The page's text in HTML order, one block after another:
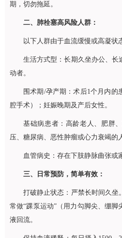
期，切勿拖延。
二、肺栓塞高风险人群：
以下人群由于血流缓慢或高凝状
生活方式型：长期久坐办公、长
动者。
围术期/孕产期：术后1个月内的
腔手术）；妊娠晚期及产后女性。
基础病患者：高龄老人、肥胖
压、糖尿病、恶性肿瘤或心力衰竭的
血管病史：存在下肢静脉曲张或
三、日常预防，简单有效：
打破静止状态：严禁长时间久坐
常做“踝泵运动”（用力勾脚尖、绷脚
液回流。